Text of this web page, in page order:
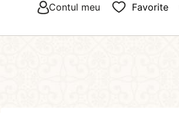
Contul meu Favorite